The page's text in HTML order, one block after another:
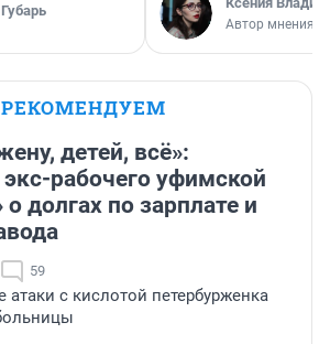
Автор мнения
РЕКОМЕНДУЕМ
детей, всё»:
рабочего уфимской
долгах по зарплате и
59
с кислотой петербурженка